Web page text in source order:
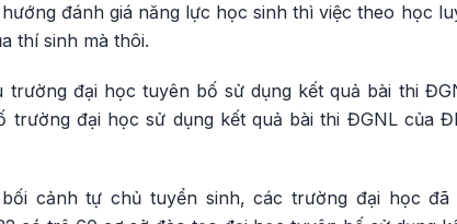
đánh giá năng lực học sinh thì việc theo học
thí sinh mà thôi.
trường đại học tuyên bố sử dụng kết quả bài thi
trường đại học sử dụng kết quả bài thi ĐGNL của
cảnh tự chủ tuyển sinh, các trường đại học